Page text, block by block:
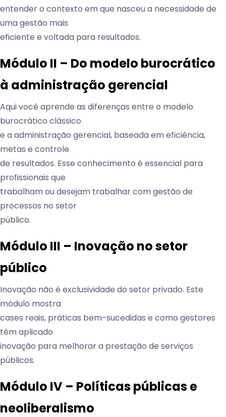
entender o contexto em que nasceu a necessidade de
uma gestão mais
eficiente e voltada para resultados.
Módulo II – Do modelo burocrático
à administração gerencial
Aqui você aprende as diferenças entre o modelo
burocrático clássico
e a administração gerencial, baseada em eficiência,
metas e controle
de resultados. Esse conhecimento é essencial para
profissionais que
trabalham ou desejam trabalhar com gestão de
processos no setor
público.
Módulo III – Inovação no setor
público
Inovação não é exclusividade do setor privado. Este
módulo mostra
cases reais, práticas bem-sucedidas e como gestores
têm aplicado
inovação para melhorar a prestação de serviços
públicos.
Módulo IV – Políticas públicas e
neoliberalismo